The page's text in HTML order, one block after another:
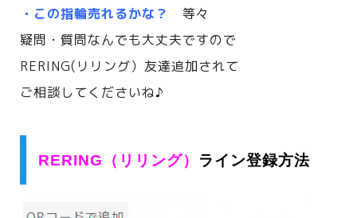
・この指輪売れるかな？
等々
疑問・質問なんでも大丈夫ですので
RERING(リリング）友達追加されて
ご相談してくださいね♪
RERING（リリング） ライン登録方法